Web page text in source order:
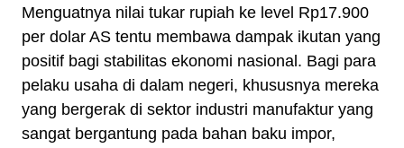
Menguatnya nilai tukar rupiah ke level Rp17.900
per dolar AS tentu membawa dampak ikutan yang
positif bagi stabilitas ekonomi nasional. Bagi para
pelaku usaha di dalam negeri, khususnya mereka
yang bergerak di sektor industri manufaktur yang
sangat bergantung pada bahan baku impor,